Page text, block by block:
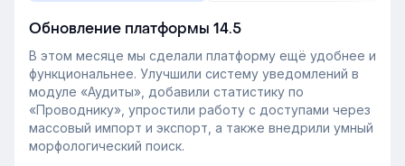
Обновление платформы 14.5
В этом месяце мы сделали платформу ещё удобнее и
функциональнее. Улучшили систему уведомлений в
модуле «Аудиты», добавили статистику по
«Проводнику», упростили работу с доступами через
массовый импорт и экспорт, а также внедрили умный
морфологический поиск.